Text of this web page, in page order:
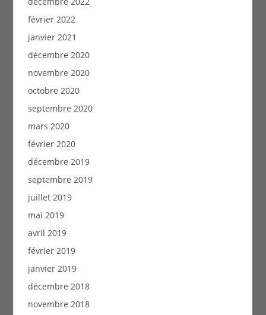
février 2022
janvier 2021
décembre 2020
novembre 2020
octobre 2020
septembre 2020
mars 2020
février 2020
décembre 2019
septembre 2019
juillet 2019
mai 2019
avril 2019
février 2019
janvier 2019
décembre 2018
novembre 2018